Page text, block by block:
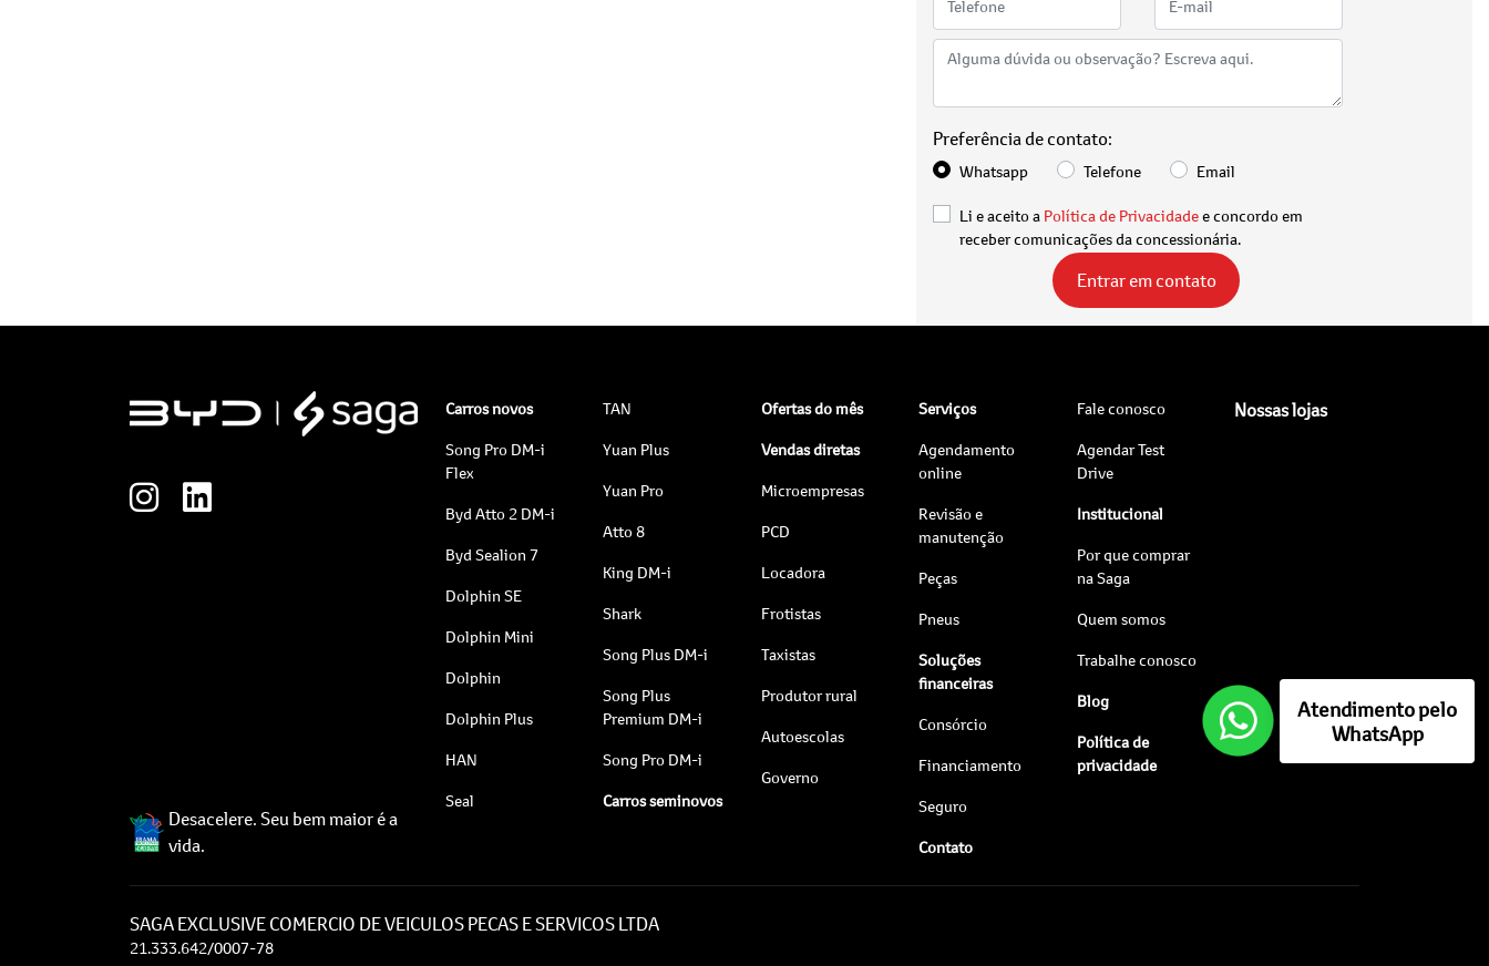
Preferência de contato:
Whatsapp Telefone Email
Li e aceito a Política de Privacidadee concordo em
receber comunicações da concessionária.
Entrar em contato
Desacelere. Seu bem maior é a
vida.
Carros novos
Song Pro DM-i
Flex
Byd Atto 2 DM-i
Byd Sealion 7
Dolphin SE
Dolphin Mini
Dolphin
Dolphin Plus
HAN
Seal
TAN
Yuan Plus
Yuan Pro
Atto 8
King DM-i
Shark
Song Plus DM-i
Song Plus
Premium DM-i
Song Pro DM-i
Carros seminovos
Ofertas do mês
Vendas diretas
Microempresas
PCD
Locadora
Frotistas
Taxistas
Produtor rural
Autoescolas
Governo
Serviços
Agendamento
online
Revisão e
manutenção
Peças
Pneus
Soluções
financeiras
Consórcio
Financiamento
Seguro
Contato
Fale conosco
Agendar Test
Drive
Institucional
Por que comprar
na Saga
Quem somos
Trabalhe conosco
Blog
Política de
privacidade
Nossas lojas
SAGA EXCLUSIVE COMERCIO DE VEICULOS PECAS E SERVICOS LTDA
21.333.642/0007-78
Atendimento pelo
WhatsApp